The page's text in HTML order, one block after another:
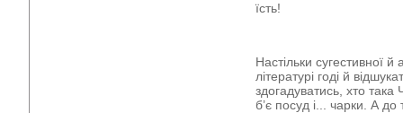
їсть!
Настільки сугестивної й
літературі годі й
здогадуватись, хто така
б’є посуд і... чарки. А до